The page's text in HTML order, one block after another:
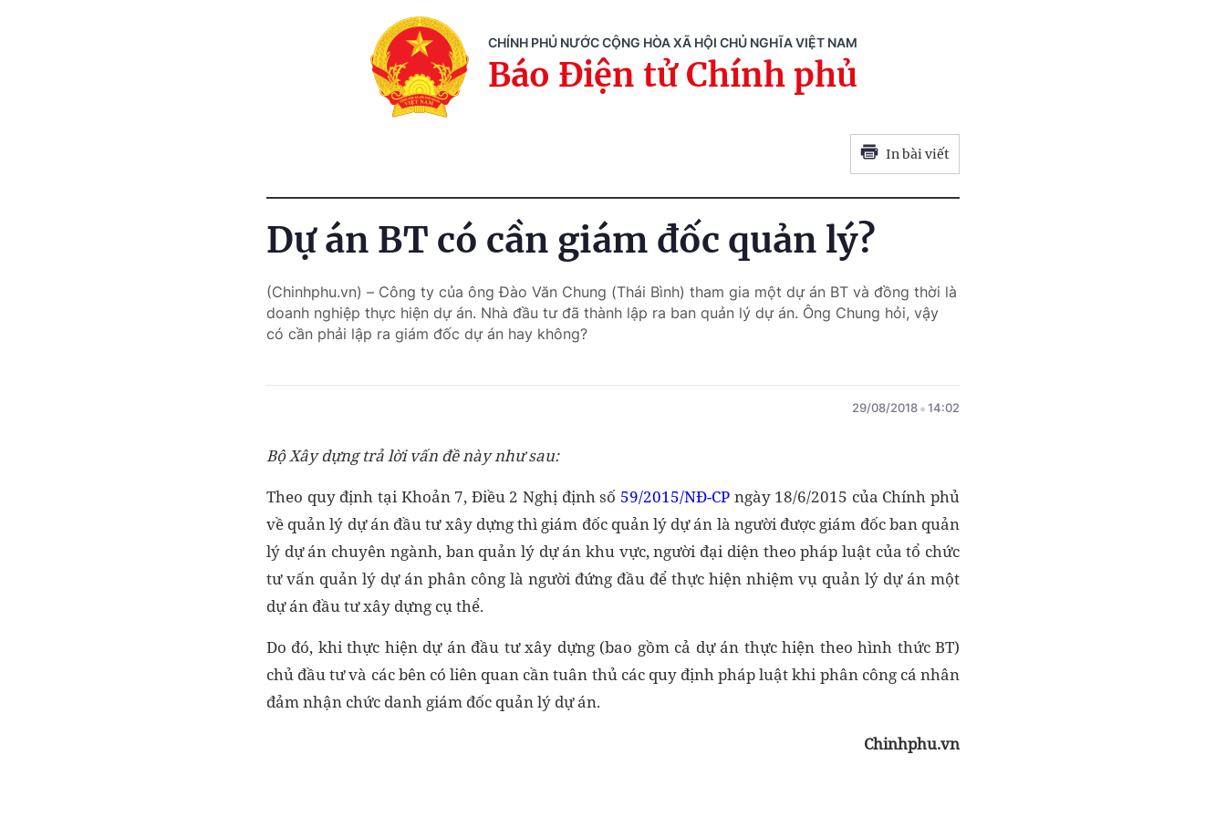
CHÍNH PHỦ NƯỚC CỘNG HÒA XÃ HỘI CHỦ NGHĨA VIỆT NAM
Báo Điện tử Chính phủ
In bài viết
Dự án BT có cần giám đốc quản lý?
(Chinhphu.vn) – Công ty của ông Đào Văn Chung (Thái Bình) tham gia một dự án BT và đồng thời là
doanh nghiệp thực hiện dự án. Nhà đầu tư đã thành lập ra ban quản lý dự án. Ông Chung hỏi, vậy
có cần phải lập ra giám đốc dự án hay không?
29/08/2018 14:02
Bộ Xây dựng trả lời vấn đề này như sau:
Theo quy định tại Khoản 7, Điều 2 Nghị định số 59/2015/NĐ-CPngày 18/6/2015 của Chính phủ
về quản lý dự án đầu tư xây dựng thì giám đốc quản lý dự án là người được giám đốc ban quản
lý dự án chuyên ngành, ban quản lý dự án khu vực, người đại diện theo pháp luật của tổ chức
tư vấn quản lý dự án phân công là người đứng đầu để thực hiện nhiệm vụ quản lý dự án một
dự án đầu tư xây dựng cụ thể.
Do đó, khi thực hiện dự án đầu tư xây dựng (bao gồm cả dự án thực hiện theo hình thức BT)
chủ đầu tư và các bên có liên quan cần tuân thủ các quy định pháp luật khi phân công cá nhân
đảm nhận chức danh giám đốc quản lý dự án.
Chinhphu.vn